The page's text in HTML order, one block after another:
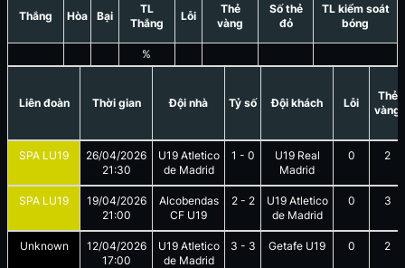
Thắng Hòa Bại
TL
Thắng
%
Lỗi
Thẻ
vàng
Số thẻ
đỏ
TL kiểm soát
bóng
Liên đoàn Thời gian Đội nhà Tỷ số Đội khách Lỗi
Thẻ
vàng
SPA LU19
26/04/2026
21:30
U19 Atletico
de Madrid
1 - 0
U19 Real
Madrid
0 2
SPA LU19
19/04/2026
21:00
Alcobendas
CF U19
2- 2
U19 Atletico
de Madrid
0 3
Unknown
12/04/2026
17:00
U19 Atletico
de Madrid
3 - 3 Getafe U19 0 2